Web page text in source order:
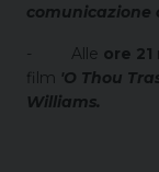
comunicazione
- Alle ore 21
film 'O Thou
Williams.